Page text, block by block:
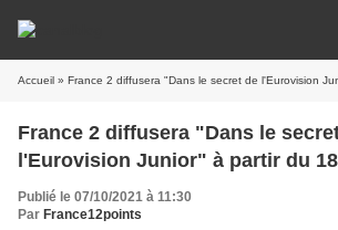
Accueil » France 2 diffusera "Dans le secret de l'Eurovision
France 2 diffusera "Dans le
l'Eurovision Junior" à partir du
Publié le 07/10/2021 à 11:30
Par France12points